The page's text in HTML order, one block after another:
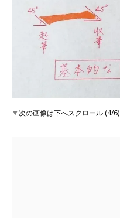
▼次の画像は下へスクロール (4/6)